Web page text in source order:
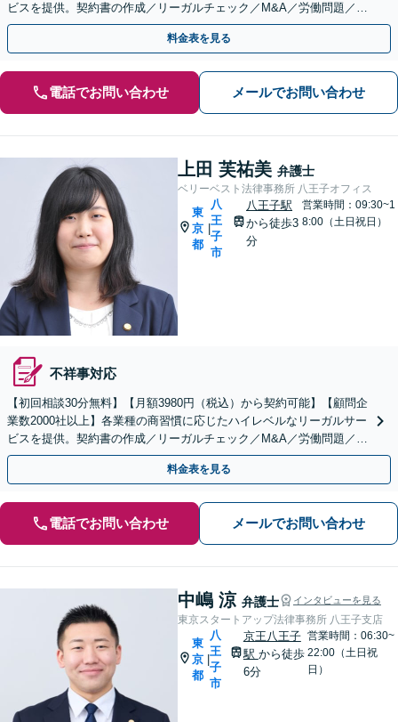
ビスを提供。契約書の作成／リーガルチェック／M&A／労働問題／知
的財産等、お任せください【他士業連携可能】
料金表を見る
電話でお問い合わせ メールでお問い合わせ
上田 芙祐美 弁護士
ベリーベスト法律事務所 八王子オフィス
東
京
都
|
八
王
子
市
八王子駅
から徒歩3
分
営業時間：09:30~1
8:00（土日祝日）
不祥事対応
【初回相談30分無料】【月額3980円（税込）から契約可能】【顧問企
業数2000社以上】各業種の商習慣に応じたハイレベルなリーガルサー
ビスを提供。契約書の作成／リーガルチェック／M&A／労働問題／知
的財産等、お任せください【他士業連携可能】
料金表を見る
電話でお問い合わせ メールでお問い合わせ
中嶋 涼 弁護士 インタビューを見る
東京スタートアップ法律事務所 八王子支店
東
京
都
八
王
子
市
京王八王子
駅 から徒歩
6分
営業時間：06:30~
22:00（土日祝
日）